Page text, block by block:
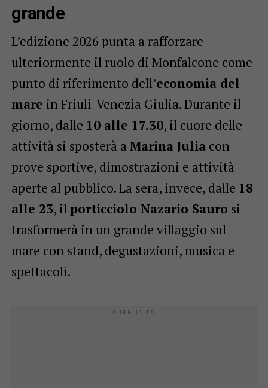
grande
L’edizione 2026 punta a rafforzare
ulteriormente il ruolo di Monfalcone come
punto di riferimento dell’economia del
mare in Friuli-Venezia Giulia. Durante il
giorno, dalle 10 alle 17.30, il cuore delle
attività si sposterà a Marina Juliacon
prove sportive, dimostrazioni e attività
aperte al pubblico. La sera, invece, dalle 18
alle 23, il porticciolo Nazario Sauro si
trasformerà in un grande villaggio sul
mare con stand, degustazioni, musica e
spettacoli.